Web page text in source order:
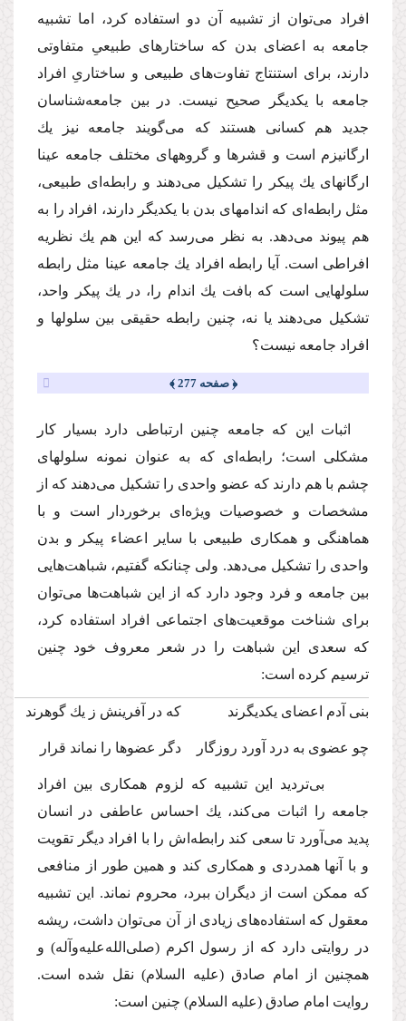
افراد مى‌توان از تشبیه آن دو استفاده كرد، اما تشبیه
جامعه به اعضاى بدن كه ساختارهاى طبیعىِ متفاوتى
دارند، براى استنتاج تفاوت‌هاى طبیعى و ساختارىِ افراد
جامعه با یكدیگر صحیح نیست. در بین جامعه‌شناسان
جدید هم كسانى هستند كه مى‌گویند جامعه نیز یك
ارگانیزم است و قشرها و گروههاى مختلف جامعه عینا
ارگانهاى یك پیكر را تشكیل مى‌دهند و رابطه‌اى طبیعى،
مثل رابطه‌اى كه اندامهاى بدن با یكدیگر دارند، افراد را به
هم پیوند مى‌دهد. به نظر مى‌رسد كه این هم یك نظریه
افراطى است. آیا رابطه افراد یك جامعه عینا مثل رابطه
سلولهایى است كه بافت یك اندام را، در یك پیكر واحد،
تشكیل مى‌دهند یا نه، چنین رابطه حقیقى بین سلولها و
افراد جامعه نیست؟
﴿ صفحه 277 ﴾
اثبات این كه جامعه چنین ارتباطى دارد بسیار كار
مشكلى است؛ رابطه‌اى كه به عنوان نمونه سلولهاى
چشم با هم دارند كه عضو واحدى را تشكیل مى‌دهند كه از
مشخصات و خصوصیات ویژه‌اى برخوردار است و با
هماهنگى و همكارى طبیعى با سایر اعضاء پیكر و بدن
واحدى را تشكیل مى‌دهد. ولى چنانكه گفتیم، شباهت‌هایى
بین جامعه و فرد وجود دارد كه از این شباهت‌ها مى‌توان
براى شناخت موقعیت‌هاى اجتماعى افراد استفاده كرد،
كه سعدى این شباهت را در شعر معروف خود چنین
ترسیم كرده است:
بنى آدم اعضاى یكدیگرند كه در آفرینش ز یك گوهرند
چو عضوى به درد آورد روزگار دگر عضوها را نماند قرار
بى‌تردید این تشبیه كه لزوم همكارى بین افراد
جامعه را اثبات مى‌كند، یك احساس عاطفى در انسان
پدید مى‌آورد تا سعى كند رابطه‌اش را با افراد دیگر تقویت
و با آنها همدردى و همكارى كند و همین طور از منافعى
كه ممكن است از دیگران ببرد، محروم نماند. این تشبیه
معقول كه استفاده‌هاى زیادى از آن مى‌توان داشت، ریشه
در روایتى دارد كه از رسول اكرم(صلى‌الله‌علیه‌و‌آله) و
همچنین از امام صادق(علیه السلام)نقل شده است.
روایت امام صادق (علیه السلام) چنین است: